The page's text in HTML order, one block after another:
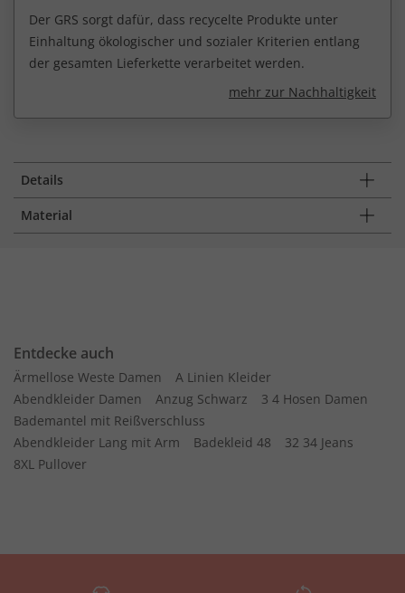
Der GRS sorgt dafür, dass recycelte Produkte unter
Einhaltung ökologischer und sozialer Kriterien entlang
der gesamten Lieferkette verarbeitet werden.
mehr zur Nachhaltigkeit
Details
Material
Entdecke auch
Ärmellose Weste Damen
A Linien Kleider
Abendkleider Damen
Anzug Schwarz
3 4 Hosen Damen
Bademantel mit Reißverschluss
Abendkleider Lang mit Arm
Badekleid 48
32 34 Jeans
8XL Pullover